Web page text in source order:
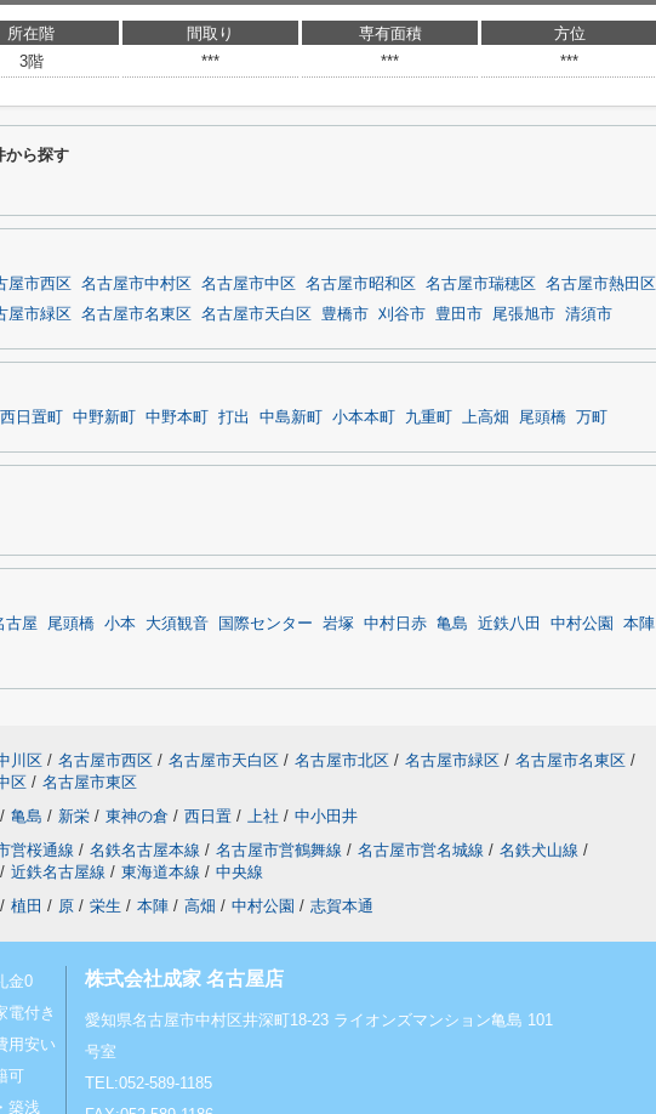
所在階 間取り 専有面積 方位
3階
*** *** ***
から探す
屋市西区 名古屋市中村区 名古屋市中区 名古屋市昭和区 名古屋市瑞穂区
名古屋市熱田区
屋市緑区 名古屋市名東区 名古屋市天白区 豊橋市 刈谷市 豊田市 尾張旭市 清須市
西日置町 中野新町 中野本町 打出 中島新町 小本本町 九重町 上高畑 尾頭橋 万町
古屋 尾頭橋 小本 大須観音 国際センター 岩塚 中村日赤 亀島 近鉄八田 中村公園 本陣
川区 / 名古屋市西区 / 名古屋市天白区 / 名古屋市北区 / 名古屋市緑区 / 名古屋市名東区 /
区 / 名古屋市東区
/ 亀島 / 新栄 / 東神の倉 / 西日置 / 上社 / 中小田井
営桜通線 / 名鉄名古屋本線 / 名古屋市営鶴舞線 / 名古屋市営名城線 / 名鉄犬山線 /
/ 近鉄名古屋線 / 東海道本線 / 中央線
/ 植田 / 原 / 栄生 / 本陣 / 高畑 / 中村公園 / 志賀本通
金0
電付き
用安い
可
築浅
株式会社成家 名古屋店
愛知県名古屋市中村区井深町18-23 ライオンズマンション亀島 101
号室
TEL:052-589-1185